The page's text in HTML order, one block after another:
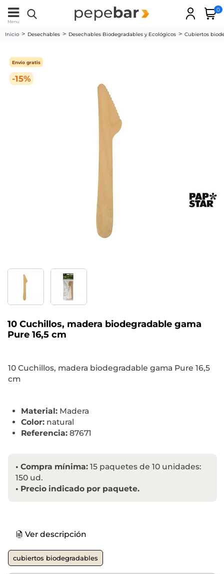
Menu
0
Inicio Desechables Desechables Biodegradables y Ecológicos Cubiertos
-15%
Envío gratis
10 Cuchillos, madera biodegradable gama
Pure 16,5 cm
10 Cuchillos, madera biodegradable gama Pure 16,5
cm
Material: Madera
Color: natural
Referencia: 87671
• Compra mínima: 15 paquetes de 10 unidades:
150 ud.
• Precio indicado por paquete.
Ver descripción
cubiertos biodegradables